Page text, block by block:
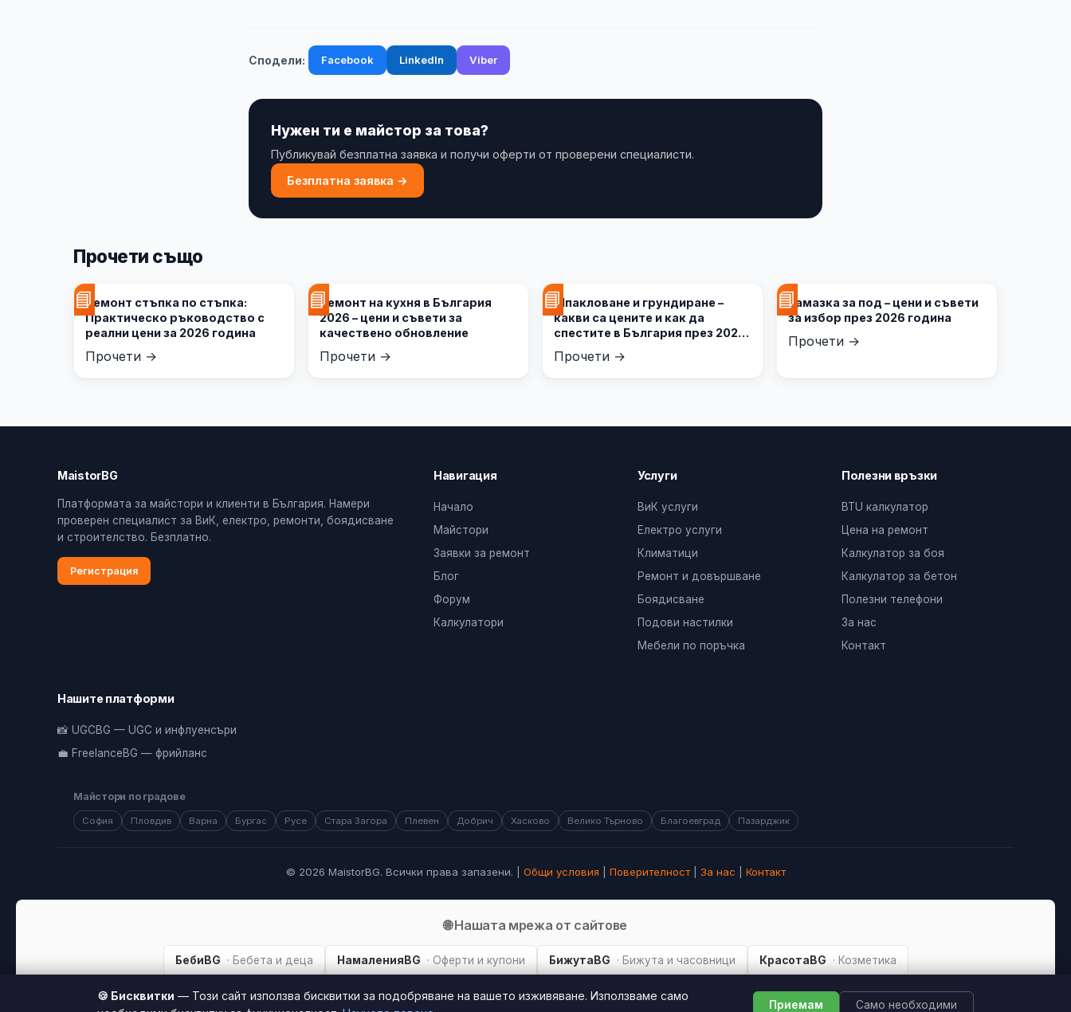
Сподели: Facebook LinkedIn Viber
Нужен ти е майстор за това?
Публикувай безплатна заявка и получи оферти от проверени специалисти.
Безплатна заявка →
Прочети също
📘Ремонт стъпка по стъпка:
Практическо ръководство с
реални цени за 2026 година
Прочети →
📘Ремонт на кухня в България
2026 – цени и съвети за
качествено обновление
Прочети →
📘Шпакловане и грундиране –
какви са цените и как да
спестите в България през 2026
Прочети →
📘Замазка за под – цени и съвети
за избор през 2026 година
Прочети →
MaistorBG
Платформата за майстори и клиенти в България. Намери
проверен специалист за ВиК, електро, ремонти, боядисване
и строителство. Безплатно.
Регистрация
Навигация
Начало
Майстори
Заявки за ремонт
Блог
Форум
Калкулатори
Услуги
ВиК услуги
Електро услуги
Климатици
Ремонт и довършване
Боядисване
Подови настилки
Мебели по поръчка
Полезни връзки
BTU калкулатор
Цена на ремонт
Калкулатор за боя
Калкулатор за бетон
Полезни телефони
За нас
Контакт
Нашите платформи
📸 UGCBG — UGC и инфлуенсъри
💼 FreelanceBG — фрийланс
Майстори по градове
София Пловдив Варна Бургас Русе Стара Загора Плевен Добрич Хасково Велико Търново Благоевград Пазарджик
© 2026 MaistorBG. Всички права запазени. | Общи условия Поверителност| За нас Контакт
🌐 Нашата мрежа от сайтове
БебиBG · Бебета и деца НамаленияBG · Оферти и купони БижутаBG · Бижута и часовници КрасотаBG · Козметика
🍪 Бисквитки — Този сайт използва бисквитки за подобряване на вашето изживяване. Използваме само
Приемам Само необходими